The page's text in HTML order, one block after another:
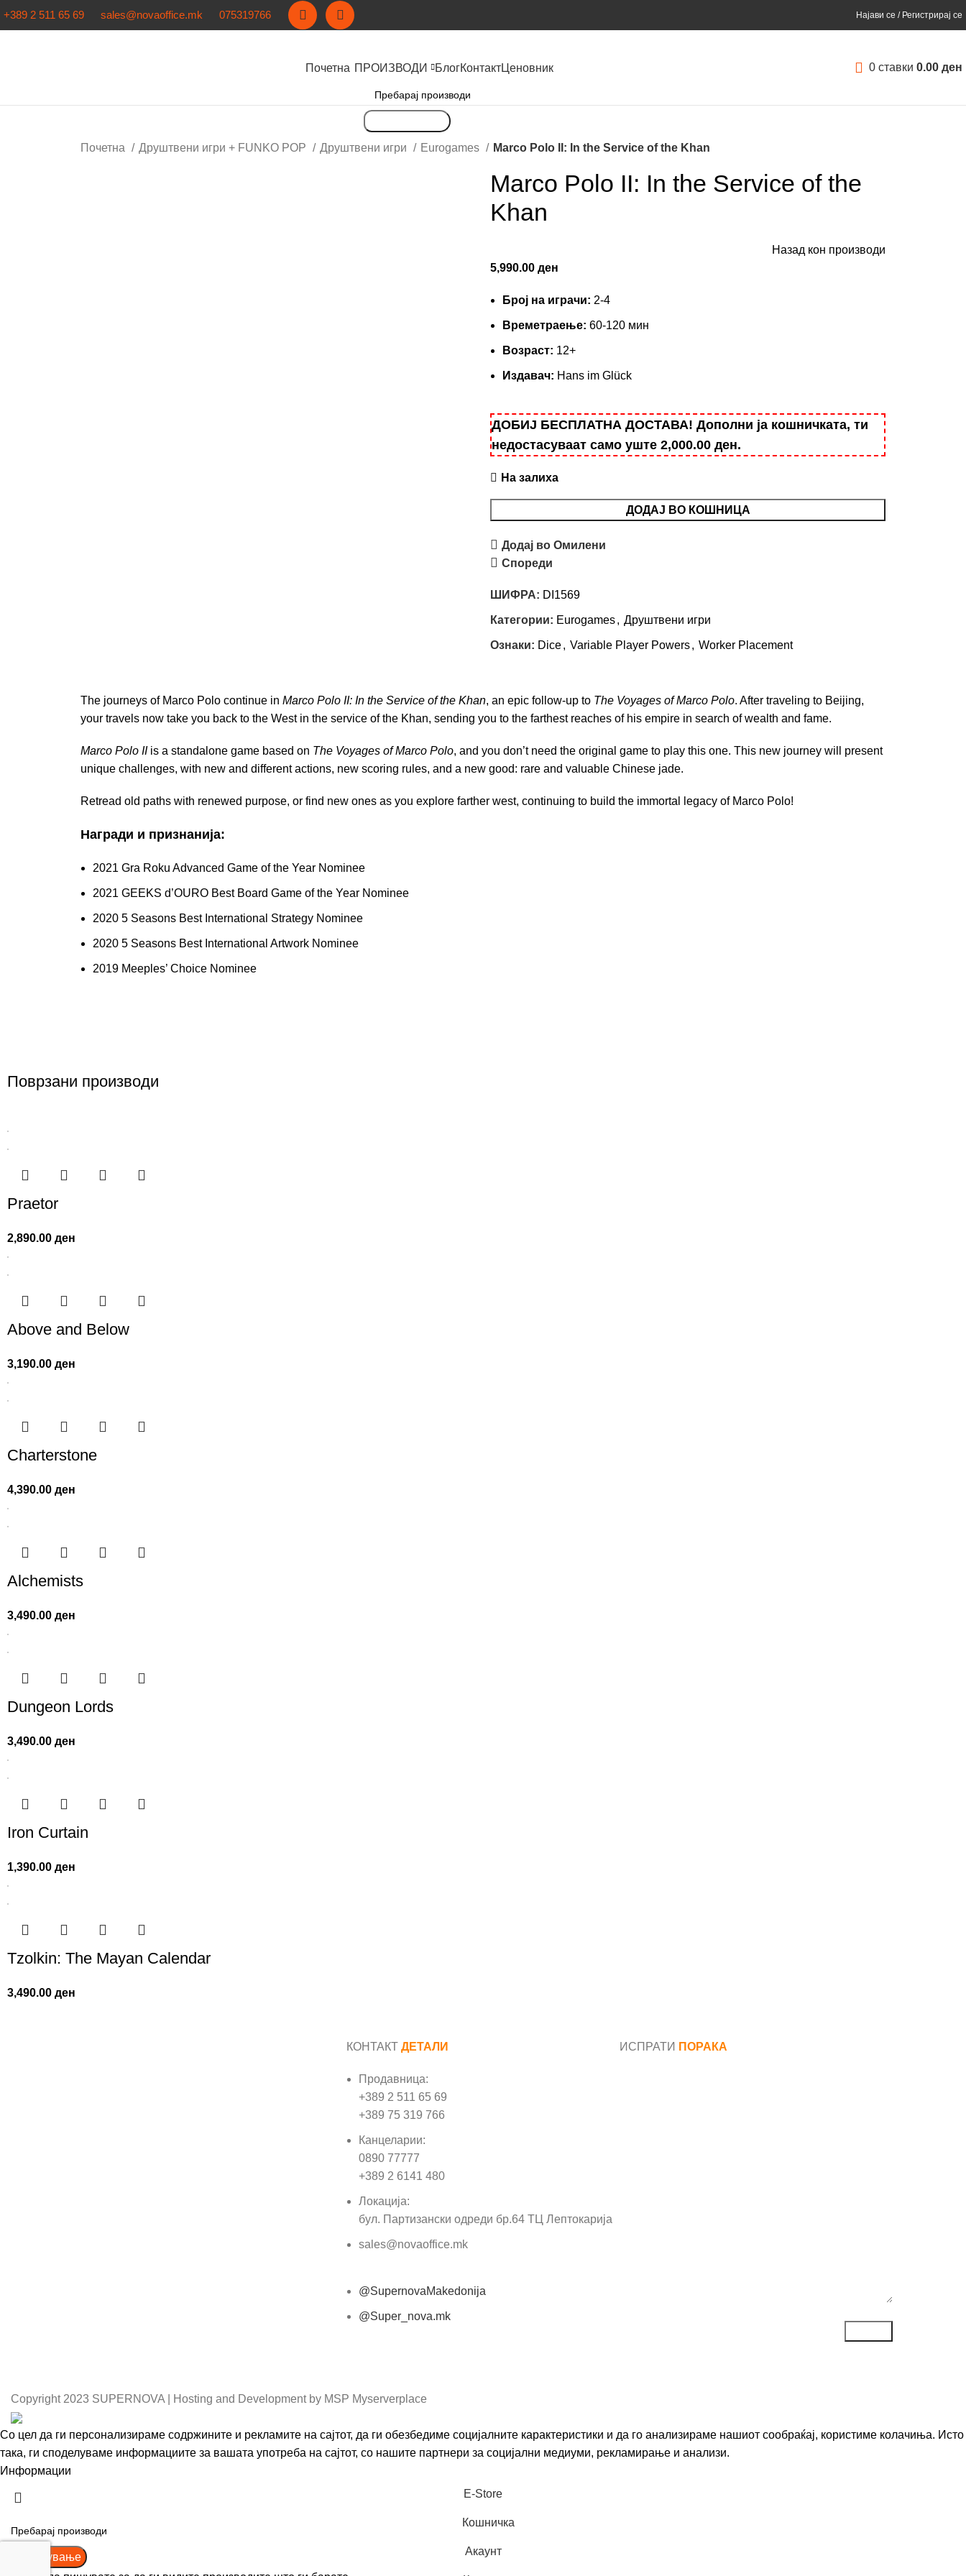
+389 2 511 65 69 sales@novaoffice.mk 075319766 Најави се / Регистрирај се
Почетна ПРОИЗВОДИ БлогКонтактЦеновник 0 ставки 0.00 ден
Почетна Друштвени игри + FUNKO POP Друштвени игри Eurogames Marco Polo II: In the Service of the Khan
Marco Polo II: In the Service of the
Khan
Назад кон производи
5,990.00 ден
Броj на играчи: 2-4
Времетраење: 60-120 мин
Возраст: 12+
Издавач: Hans im Glück
ДОБИЈ БЕСПЛАТНА ДОСТАВА! Дополни ја кошничката, ти
недостасуваат само уште 2,000.00 ден.
На залиха
ДОДАЈ ВО КОШНИЦА
Додај во Омилени
Спореди
ШИФРА: DI1569
Категории: Eurogames, Друштвени игри
Ознаки: Dice, Variable Player Powers, Worker Placement
The journeys of Marco Polo continue in Marco Polo II: In the Service of the Khan, an epic follow-up to The Voyages of Marco Polo. After traveling to Beijing,
your travels now take you back to the West in the service of the Khan, sending you to the farthest reaches of his empire in search of wealth and fame.
Marco Polo IIis a standalone game based on The Voyages of Marco Polo, and you don’t need the original game to play this one. This new journey will present
unique challenges, with new and different actions, new scoring rules, and a new good: rare and valuable Chinese jade.
Retread old paths with renewed purpose, or find new ones as you explore farther west, continuing to build the immortal legacy of Marco Polo!
Награди и признанија:
2021 Gra Roku Advanced Game of the Year Nominee
2021 GEEKS d’OURO Best Board Game of the Year Nominee
2020 5 Seasons Best International Strategy Nominee
2020 5 Seasons Best International Artwork Nominee
2019 Meeples’ Choice Nominee
Поврзани производи
Praetor
2,890.00ден
Above and Below
3,190.00ден
Charterstone
4,390.00ден
Alchemists
3,490.00ден
Dungeon Lords
3,490.00ден
Iron Curtain
1,390.00ден
Tzolkin: The Mayan Calendar
3,490.00ден
КОНТАКТ ДЕТАЛИ
Продавница:
+389 2 511 65 69
+389 75 319 766
Канцеларии:
0890 77777
+389 2 6141 480
Локација:
бул. Партизански одреди бр.64 ТЦ Лептокарија
sales@novaoffice.mk
@SupernovaMakedonija
@Super_nova.mk
ИСПРАТИ ПОРАКА
Copyright 2023 SUPERNOVA | Hosting and Development by MSP Myserverplace
Со цел да ги персонализираме содржините и рекламите на сајтот, да ги обезбедиме социјалните карактеристики и да го анализираме нашиот сообраќај, користиме колачиња. Исто
така, ги споделуваме информациите за вашата употреба на сајтот, со нашите партнери за социјални медиуми, рекламирање и анализи.
Информации
Пребарување
Е-Store
Кошничка
Акаунт